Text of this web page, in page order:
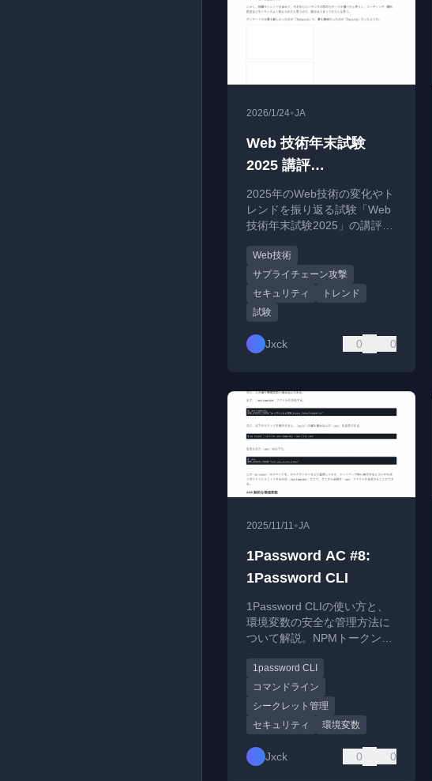
2026/1/24•JA
Web 技術年末試験
2025 講評
#web_exam2025
2025年のWeb技術の変化やト
レンドを振り返る試験「Web
技術年末試験2025」の講評。
開。
Web技術
サプライチェーン攻撃
セキュリティ
トレンド
試験
Jxck 0 0
2025/11/11•JA
1Password AC #8:
1Password CLI
1Password CLIの使い方と、
環境変数の安全な管理方法に
ついて解説。NPMトークンな
1Passwordで保護するベスト
プラクティスを紹介。
1password CLI
コマンドライン
シークレット管理
セキュリティ
環境変数
Jxck 0 0